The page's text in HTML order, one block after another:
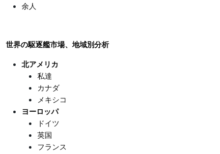
余人
世界の駆逐艦市場、地域別分析
北アメリカ
私達
カナダ
メキシコ
ヨーロッパ
ドイツ
英国
フランス